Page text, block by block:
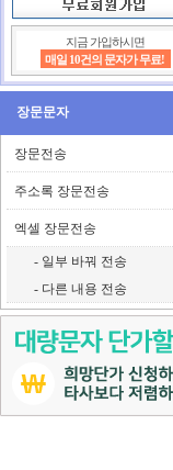
지금 가입하시면
매일 10건의 문자가 무료!
장문문자
장문전송
주소록 장문전송
엑셀 장문전송
- 일부 바꿔 전송
- 다른 내용 전송